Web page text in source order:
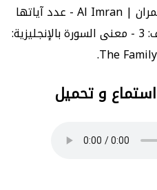
| سورة آل عمران | Al Imran - عدد آياتها
200 - رقم السورة في المصحف: 3 - معنى السورة بالإنجليزية:
The
و تحميل